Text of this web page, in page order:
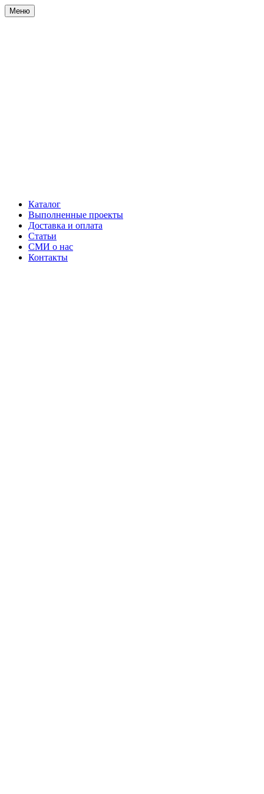
Меню
Каталог
Выполненные проекты
Доставка и оплата
Статьи
СМИ о нас
Контакты